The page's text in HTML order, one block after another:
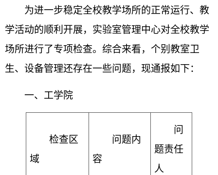
为进一步稳定全校教学场所的正常运行、教
学活动的顺利开展， 实验室管理中心对全校教学
场所进行了专项检查。综合来看，个别教室卫
生、设备管理还存在一些问题，现通报如下：
一、 工学院
检查区
域
问题内
容
问
题责任
人